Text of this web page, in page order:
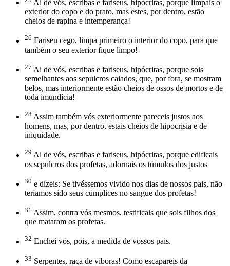
Ai de vós, escribas e fariseus, hipócritas, porque limpais o
exterior do copo e do prato, mas estes, por dentro, estão
cheios de rapina e intemperança!
26 Fariseu cego, limpa primeiro o interior do copo, para que
também o seu exterior fique limpo!
27 Ai de vós, escribas e fariseus, hipócritas, porque sois
semelhantes aos sepulcros caiados, que, por fora, se mostram
belos, mas interiormente estão cheios de ossos de mortos e de
toda imundícia!
28 Assim também vós exteriormente pareceis justos aos
homens, mas, por dentro, estais cheios de hipocrisia e de
iniquidade.
29 Ai de vós, escribas e fariseus, hipócritas, porque edificais
os sepulcros dos profetas, adornais os túmulos dos justos
30 e dizeis: Se tivéssemos vivido nos dias de nossos pais, não
teríamos sido seus cúmplices no sangue dos profetas!
31 Assim, contra vós mesmos, testificais que sois filhos dos
que mataram os profetas.
32 Enchei vós, pois, a medida de vossos pais.
33 Serpentes, raça de víboras! Como escapareis da